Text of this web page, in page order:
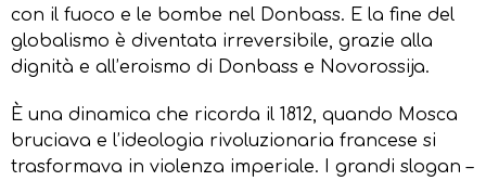
con il fuoco e le bombe nel Donbass. E la fine del
globalismo è diventata irreversibile, grazie alla
dignità e all’eroismo di Donbass e Novorossija.
È una dinamica che ricorda il 1812, quando Mosca
bruciava e l’ideologia rivoluzionaria francese si
trasformava in violenza imperiale. I grandi slogan –